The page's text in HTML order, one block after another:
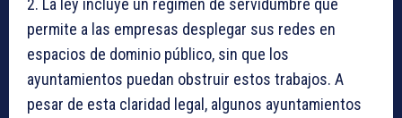
2. La ley incluye un régimen de servidumbre que
permite a las empresas desplegar sus redes en
espacios de dominio público, sin que los
ayuntamientos puedan obstruir estos trabajos. A
pesar de esta claridad legal, algunos ayuntamientos